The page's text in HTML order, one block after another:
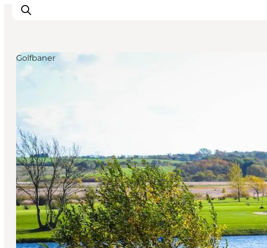
Overnatning
Planlæg din ferie
Booking
Golfbaner